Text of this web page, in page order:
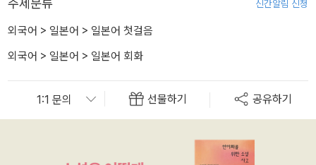
주제분류 신간알림 신청
외국어 > 일본어 > 일본어 첫걸음
외국어 > 일본어 > 일본어 회화
선물하기 공유하기